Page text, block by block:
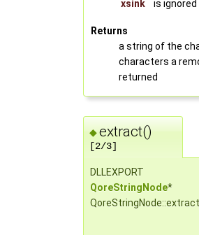
xsink is ignored
Returns
a string of the
characters a
returned
◆extract()
[2/3]
DLLEXPORT
QoreStringNode*
QoreStringNode::extract